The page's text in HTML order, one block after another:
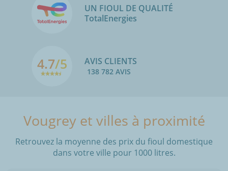
UN FIOUL DE QUALITÉ
TotalEnergies
4.7/5 AVIS CLIENTS
138 782 AVIS
Vougrey et villes à proximité
Retrouvez la moyenne des prix du fioul domestique
dans votre ville pour 1000 litres.